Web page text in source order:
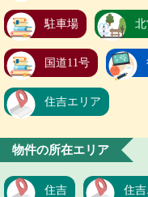
駐車場
国道11号
住吉エリア
物件の所在エリア
住吉 住